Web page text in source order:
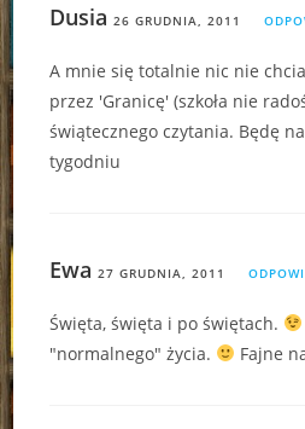
Dusia 26 GRUDNIA, 2011
A mnie się totalnie nic nie
przez 'Granicę' (szkoła nie
świątecznego czytania. Będę
tygodniu
Ewa 27 GRUDNIA, 2011
Święta, święta i po świętach.
"normalnego" życia.
Fajne